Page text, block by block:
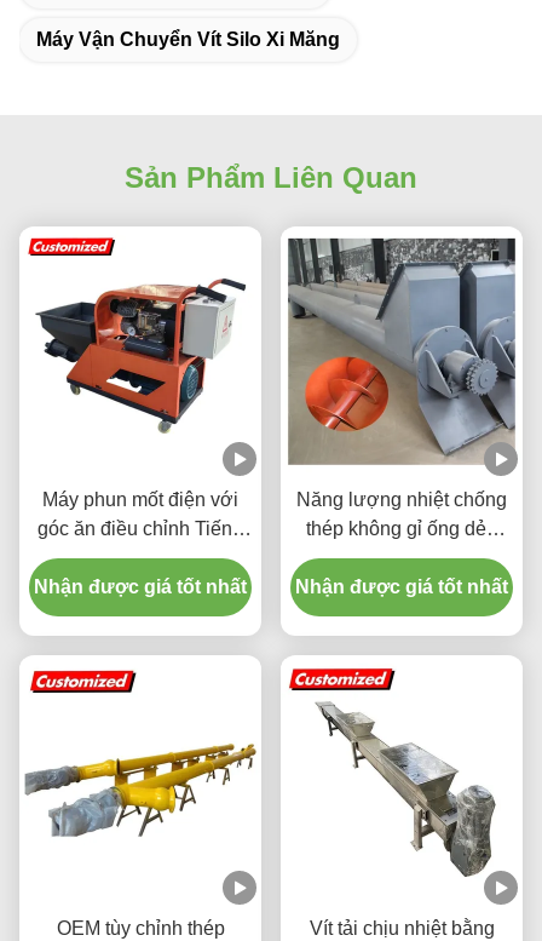
Máy Vận Chuyển Vít Silo Xi Măng
Sản Phẩm Liên Quan
Máy phun mốt điện với
góc ăn điều chỉnh Tiếng
ồn thấp và độ chính xác
ăn cao
Nhận được giá tốt nhất
Năng lượng nhiệt chống
thép không gỉ ống dẻo
dẻo conveyor vít tùy chỉnh
cho xi măng và bột vận
chuyển
Nhận được giá tốt nhất
OEM tùy chỉnh thép
Vít tải chịu nhiệt bằng